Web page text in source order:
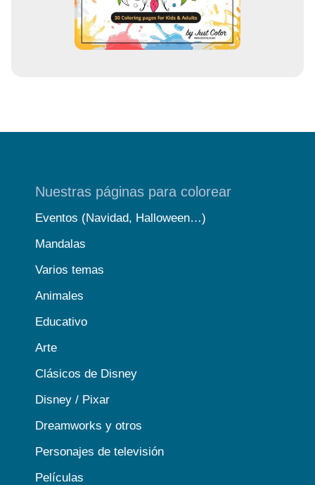
Nuestras páginas para colorear
Eventos (Navidad, Halloween…)
Mandalas
Varios temas
Animales
Educativo
Arte
Clásicos de Disney
Disney / Pixar
Dreamworks y otros
Personajes de televisión
Películas